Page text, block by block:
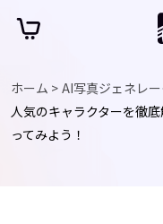
ホーム > AI写真ジェネレ
人気のキャラクターを徹
ってみよう！